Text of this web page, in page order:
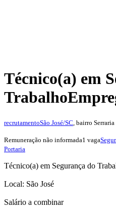
Técnico(a) em
Trabalho
recrutamentoSão José/SC , bairro Serraria
Remuneração não informada1 vaga
Portaria
Técnico(a) em Segurança do
Local: São José
Salário a combinar